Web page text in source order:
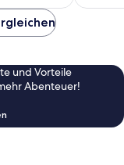
und Vorteile
Abenteuer!